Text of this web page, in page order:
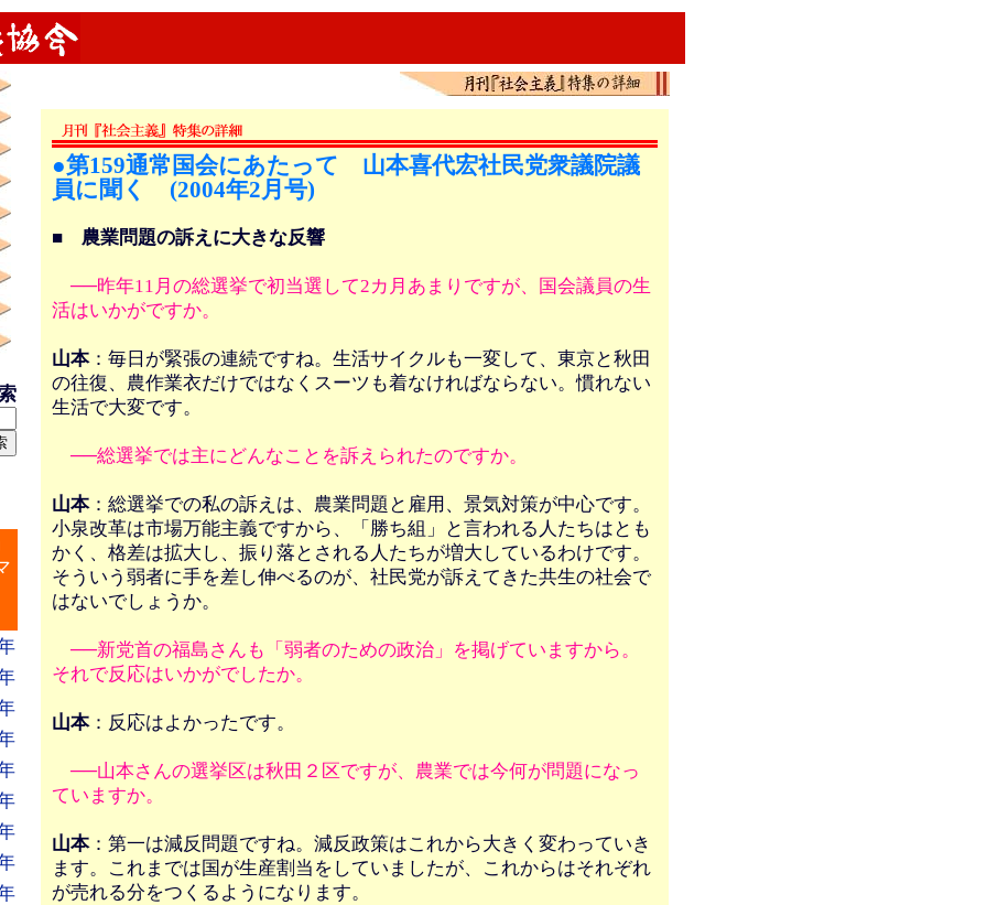
●第159通常国会にあたって 山本喜代宏社民党衆議院議
員に聞く (2004年2月号)
■ 農業問題の訴えに大きな反響
──昨年11月の総選挙で初当選して2カ月あまりですが、国会議員の生
活はいかがですか。
山本：毎日が緊張の連続ですね。生活サイクルも一変して、東京と秋田
の往復、農作業衣だけではなくスーツも着なければならない。慣れない
生活で大変です。
──総選挙では主にどんなことを訴えられたのですか。
山本：総選挙での私の訴えは、農業問題と雇用、景気対策が中心です。
小泉改革は市場万能主義ですから、「勝ち組」と言われる人たちはとも
かく、格差は拡大し、振り落とされる人たちが増大しているわけです。
そういう弱者に手を差し伸べるのが、社民党が訴えてきた共生の社会で
はないでしょうか。
──新党首の福島さんも「弱者のための政治」を掲げていますから。
それで反応はいかがでしたか。
山本：反応はよかったです。
──山本さんの選挙区は秋田２区ですが、農業では今何が問題になっ
ていますか。
山本：第一は減反問題ですね。減反政策はこれから大きく変わっていき
ます。これまでは国が生産割当をしていましたが、これからはそれぞれ
が売れる分をつくるようになります。